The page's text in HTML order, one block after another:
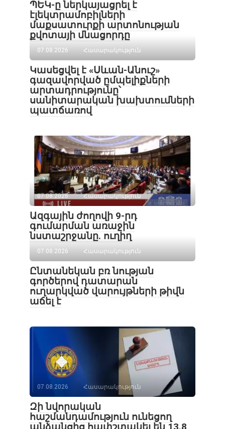
ՊԵԿ-ը ներկայացրել է
էլեկտրամոբիլների
մաքսատուրքի արտոնության
քվոտայի մնացորդը
07.08.2026 Հասարակություն
Կասեցվել է «Սևան-Անուշ»
գազավորված ըմպելիքների
արտադրությունը՝
սանիտարական խախտումների
պատճառով
07.08.2026 Հասարակություն
Ազգային ժողովի 9-րդ
գումարման առաջին
նստաշրջանը. ուղիղ
07.08.2026 Հասարակություն
Ընտանեկան բռ նության
գործերով դատարան
ուղարկված վարույթների թիվն
աճել է
07.08.2026 Հասարակություն
Զի նվորական
հաշմանդամություն ունեցող